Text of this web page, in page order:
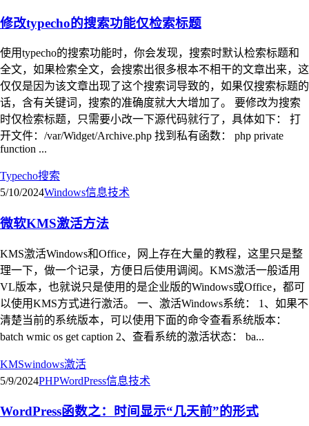
修改typecho的搜索功能仅检索标题
使用typecho的搜索功能时，你会发现，搜索时默认检索标题和
全文，如果检索全文，会搜索出很多根本不相干的文章出来，这
仅仅是因为该文章出现了这个搜索词导致的，如果仅搜索标题的
话，含有关键词，搜索的准确度就大大增加了。 要修改为搜索
时仅检索标题，只需要小改一下源代码就行了，具体如下： 打
开文件：/var/Widget/Archive.php 找到私有函数： php private
function ...
Typecho搜索
5/10/2024Windows信息技术
微软KMS激活方法
KMS激活Windows和Office，网上存在大量的教程，这里只是整
理一下，做一个记录，方便日后使用调阅。KMS激活一般适用
VL版本，也就说只是使用的是企业版的Windows或Office，都可
以使用KMS方式进行激活。 一、激活Windows系统： 1、如果不
清楚当前的系统版本，可以使用下面的命令查看系统版本：
batch wmic os get caption 2、查看系统的激活状态： ba...
KMSwindows激活
5/9/2024PHPWordPress信息技术
WordPress函数之：时间显示“几天前”的形式